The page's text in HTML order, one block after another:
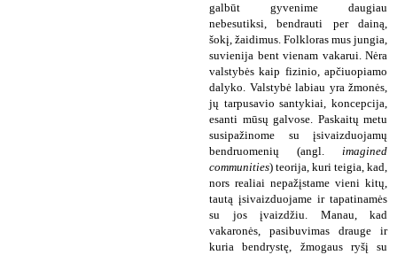
galbūt gyvenime daugiau
nebesutiksi, bendrauti per dainą,
šokį, žaidimus. Folkloras mus jungia,
suvienija bent vienam vakarui. Nėra
valstybės kaip fizinio, apčiuopiamo
dalyko. Valstybė labiau yra žmonės,
jų tarpusavio santykiai, koncepcija,
esanti mūsų galvose. Paskaitų metu
susipažinome su įsivaizduojamų
bendruomenių (angl. imagined
communities) teorija, kuri teigia, kad,
nors realiai nepažįstame vieni kitų,
tautą įsivaizduojame ir tapatinamės
su jos įvaizdžiu. Manau, kad
vakaronės, pasibuvimas drauge ir
kuria bendrystę, žmogaus ryšį su